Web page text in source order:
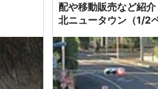
配や移動販売など紹
北ニュータウン（1/2